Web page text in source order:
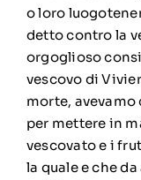
o loro
detto contro la
orgoglioso
vescovo di
morte,
per mettere in
vescovato e i
la quale e che